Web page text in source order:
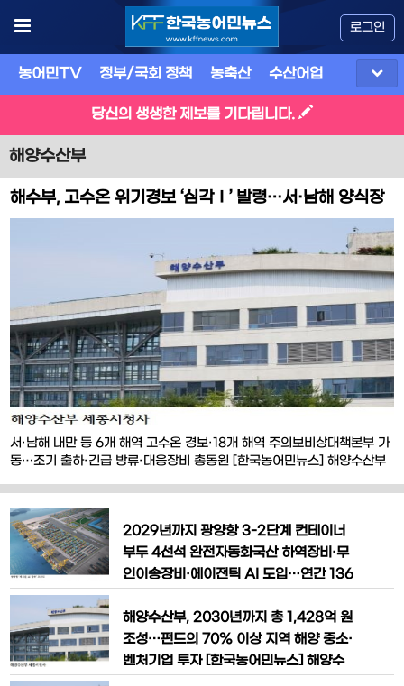
로그인
농어민TV 정부/국회 정책 농축산 수산어업
당신의 생생한 제보를 기다립니다.
해양수산부
해수부, 고수온 위기경보 ‘심각Ⅰ’ 발령…서·남해 양식장
비상
서·남해 내만 등 6개 해역 고수온 경보·18개 해역 주의보비상대책본부 가
동…조기 출하·긴급 방류·대응장비 총동원 [한국농어민뉴스] 해양수산부
난 위기경보를 ‘심각Ⅰ’ 단계로 격상하고 양식장 피해 예방을 위한 비상 대
응에 들어갔다. 해양수산부는 30일 오후 6시부로 고수온 재난 예·경보
‘심각Ⅰ’ 단계를 발령했다고 밝혔다2029년까지 광양항 3-2단계 컨테이너
부두 4선석 완전자동화국산 하역장비·무
인이송장비·에이전틱 AI 도입…연간 136
전남 광양항이 국산 항만장비와 인공지능
기술을 결합한 대한민국 ‘피지컬 AI 항만’
혁신의 핵심 거점으로 조성된다. 정부는 2
해양수산부, 2030년까지 총 1,428억 원
조성…펀드의 70% 이상 지역 해양 중소·
벤처기업 투자 [한국농어민뉴스] 해양수